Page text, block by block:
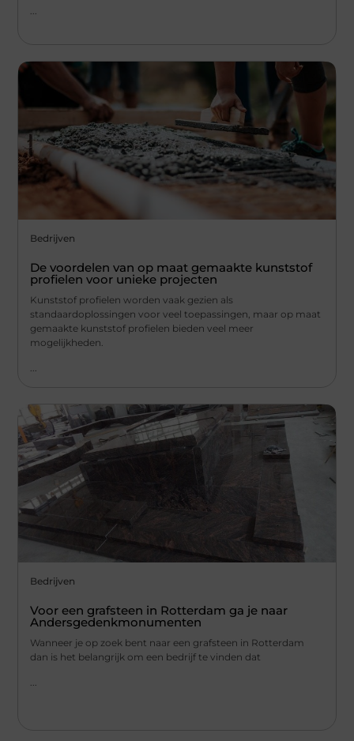
Bedrijven
De voordelen van op maat gemaakte kunststof
profielen voor unieke projecten
Kunststof profielen worden vaak gezien als
standaardoplossingen voor veel toepassingen, maar op maat
gemaakte kunststof profielen bieden veel meer
mogelijkheden.
Bedrijven
Voor een grafsteen in Rotterdam ga je naar
Andersgedenkmonumenten
Wanneer je op zoek bent naar een grafsteen in Rotterdam
dan is het belangrijk om een bedrijf te vinden dat
...